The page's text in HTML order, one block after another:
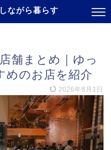
ながら暮らす
舗まとめ｜ゆっ
めのお店を紹介
2026年8月1日